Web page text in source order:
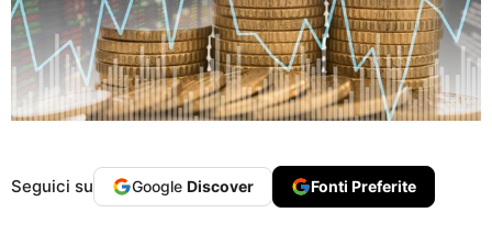
Seguici su Google Discover Fonti Preferite